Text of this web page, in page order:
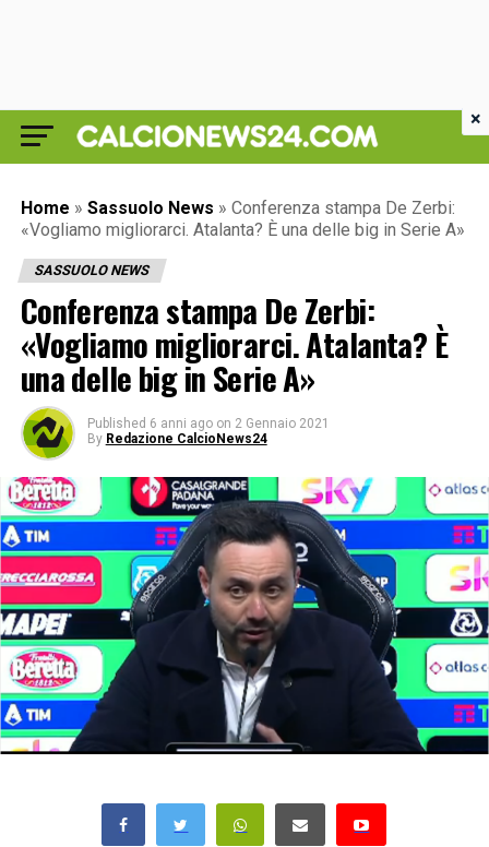
Home » Sassuolo News » Conferenza stampa De Zerbi:
«Vogliamo migliorarci. Atalanta? È una delle big in Serie A»
SASSUOLO NEWS
Conferenza stampa De Zerbi:
«Vogliamo migliorarci. Atalanta? È
una delle big in Serie A»
Published 6 anni ago on 2 Gennaio 2021
By Redazione CalcioNews24
×